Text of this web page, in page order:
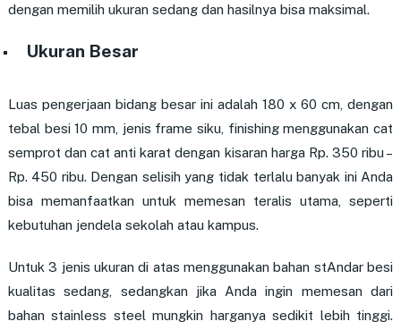
dengan memilih ukuran sedang dan hasilnya bisa maksimal.
Ukuran Besar
Luas pengerjaan bidang besar ini adalah 180 x 60 cm, dengan
tebal besi 10 mm, jenis frame siku, finishing menggunakan cat
semprot dan cat anti karat dengan kisaran harga Rp. 350 ribu –
Rp. 450 ribu. Dengan selisih yang tidak terlalu banyak ini Anda
bisa memanfaatkan untuk memesan teralis utama, seperti
kebutuhan jendela sekolah atau kampus.
Untuk 3 jenis ukuran di atas menggunakan bahan stAndar besi
kualitas sedang, sedangkan jika Anda ingin memesan dari
bahan stainless steel mungkin harganya sedikit lebih tinggi.